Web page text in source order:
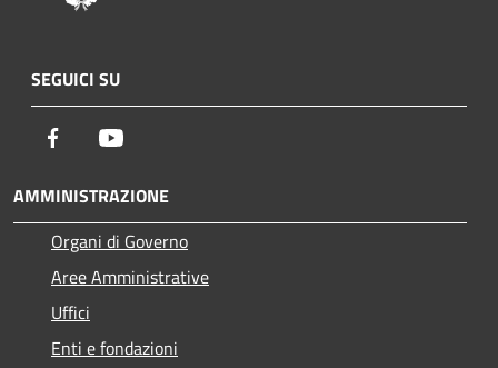
SEGUICI SU
Facebook
AMMINISTRAZIONE
Organi di Governo
Aree Amministrative
Uffici
Enti e fondazioni